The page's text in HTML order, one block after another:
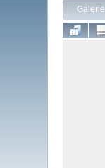
Galerie